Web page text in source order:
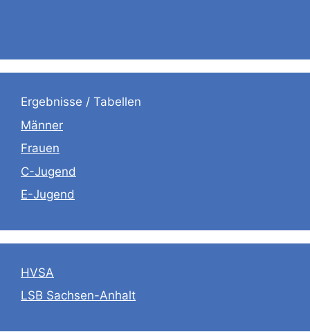
Ergebnisse / Tabellen
Männer
Frauen
C-Jugend
E-Jugend
HVSA
LSB Sachsen-Anhalt